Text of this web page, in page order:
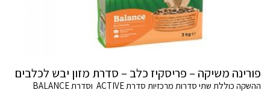
פורינה משיקה – פריסקיז כלב – סדרת מזון יבש לכלבים
ההשקה כוללת שתי סדרות מרכזיות סדרת ACTIVE וסדרת BALANCE